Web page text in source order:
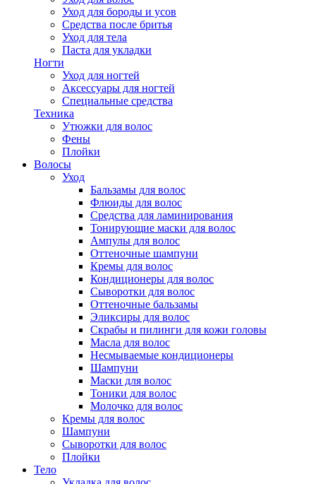
Уход для бороды и усов
Средства после бритья
Уход для тела
Паста для укладки
Ногти
Уход для ногтей
Аксессуары для ногтей
Специальные средства
Техника
Утюжки для волос
Фены
Плойки
Волосы
Уход
Бальзамы для волос
Флюиды для волос
Средства для ламинирования
Тонирующие маски для волос
Ампулы для волос
Оттеночные шампуни
Кремы для волос
Кондиционеры для волос
Сыворотки для волос
Оттеночные бальзамы
Эликсиры для волос
Скрабы и пилинги для кожи головы
Масла для волос
Несмываемые кондиционеры
Шампуни
Маски для волос
Тоники для волос
Молочко для волос
Кремы для волос
Шампуни
Сыворотки для волос
Плойки
Тело